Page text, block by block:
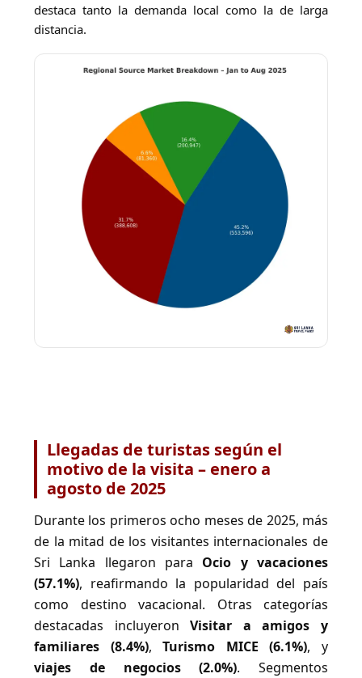
destaca tanto la demanda local como la de larga
distancia.
Llegadas de turistas según el
motivo de la visita – enero a
agosto de 2025
Durante los primeros ocho meses de 2025, más
de la mitad de los visitantes internacionales de
Sri Lanka llegaron para Ocio y vacaciones
(57.1%), reafirmando la popularidad del país
como destino vacacional. Otras categorías
destacadas incluyeronVisitar a amigos y
familiares (8.4%),Turismo MICE (6.1%), y
viajes de negocios (2.0%). Segmentos